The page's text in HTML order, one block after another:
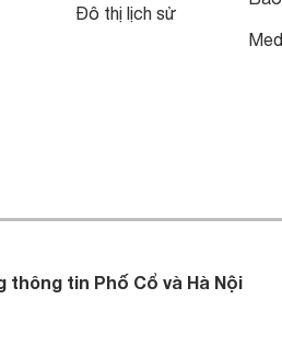
Đô thị lịch sử
thông tin Phố Cổ và Hà Nội